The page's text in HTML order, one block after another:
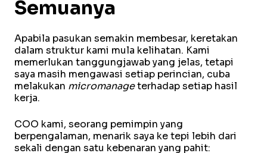
Semuanya
Apabila pasukan semakin membesar, keretakan
dalam struktur kami mula kelihatan. Kami
memerlukan tanggungjawab yang jelas, tetapi
saya masih mengawasi setiap perincian, cuba
melakukan micromanageterhadap setiap hasil
kerja.
COO kami, seorang pemimpin yang
berpengalaman, menarik saya ke tepi lebih dari
sekali dengan satu kebenaran yang pahit: